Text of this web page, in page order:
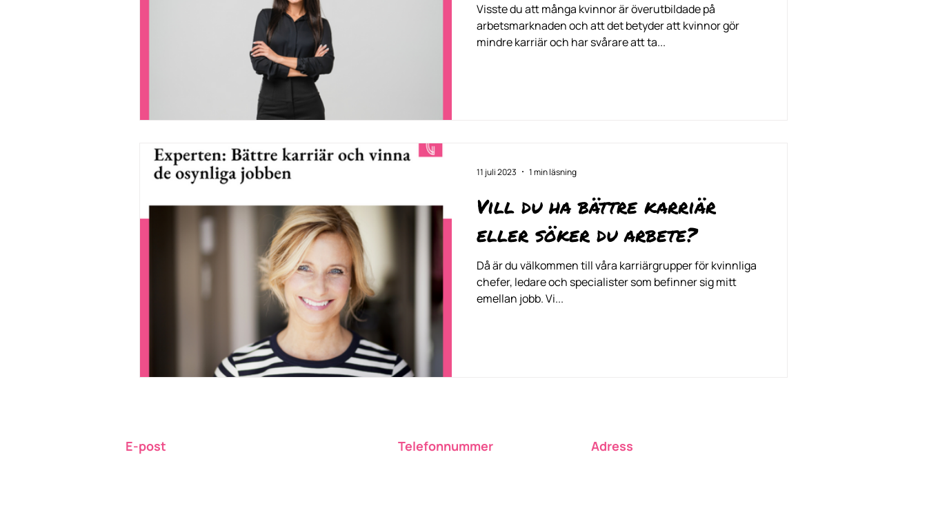
Visste du att många kvinnor är överutbildade på
arbetsmarknaden och att det betyder att kvinnor gör
mindre karriär och har svårare att ta...
Vill du ha bättre karriär
eller söker du arbete?
Då är du välkommen till våra karriärgrupper för kvinnliga
chefer, ledare och specialister som befinner sig mitt
emellan jobb. Vi...
11 juli 2023 1 min läsning
E-post
Telefonnummer
Adress